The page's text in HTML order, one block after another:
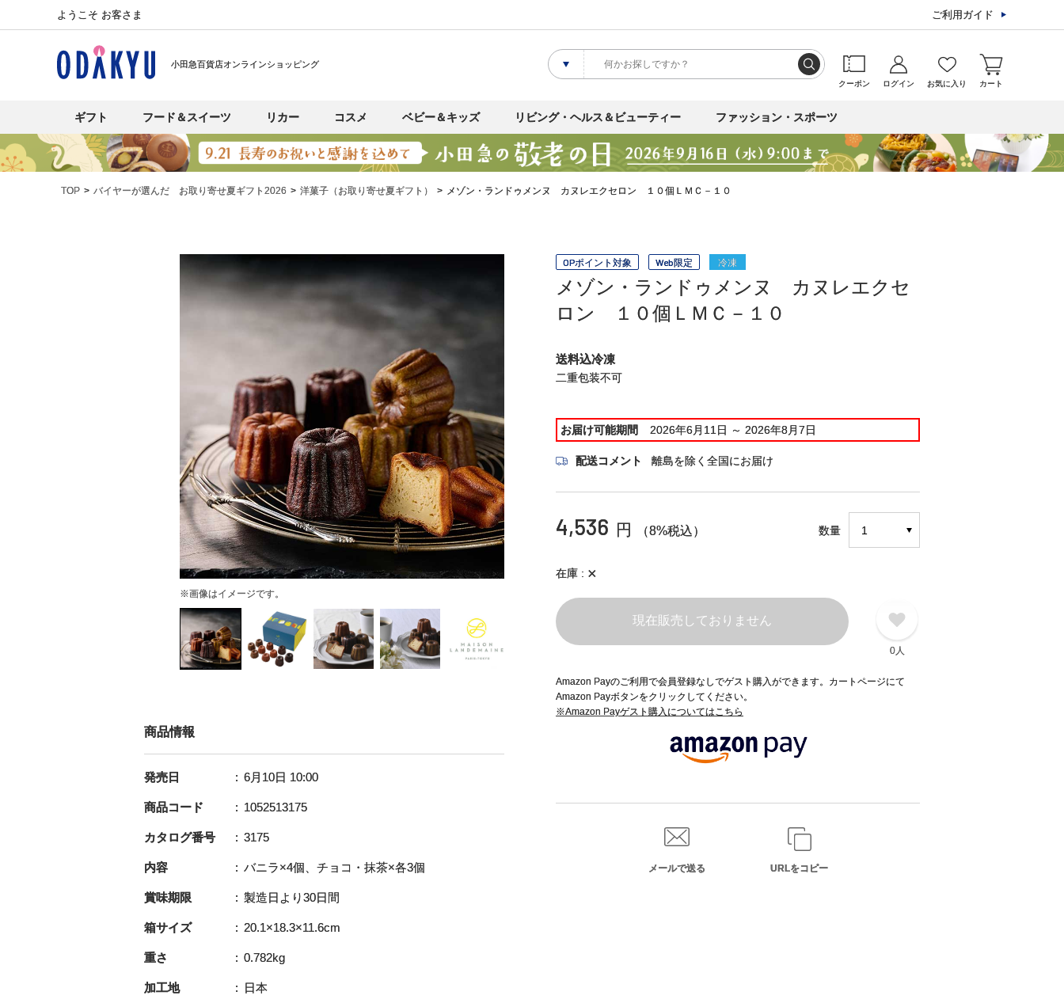
ようこそ お客さま ご利用ガイド
小田急百貨店オンラインショッピング
クーポン ログイン お気に入り カート
ギフト フード＆スイーツ リカー コスメ ベビー＆キッズ リビング・ヘルス＆ビューティー ファッション・スポーツ
TOP バイヤーが選んだ お取り寄せ夏ギフト2026 洋菓子（お取り寄せ夏ギフト） メゾン・ランドゥメンヌ カヌレエクセロン １０個ＬＭＣ－１０
※画像はイメージです。
OPポイント対象 Web限定 冷凍
メゾン・ランドゥメンヌ カヌレエクセ
ロン １０個ＬＭＣ－１０
送料込冷凍
二重包装不可
お届け可能期間 2026年6月11日 ～ 2026年8月7日
配送コメント 離島を除く全国にお届け
4,536 円 （8%税込） 数量
在庫 ×
現在販売しておりません
0人
Amazon Payのご利用で会員登録なしでゲスト購入ができます。カートページにて
Amazon Payボタンをクリックしてください。
※Amazon Payゲスト購入についてはこちら
メールで送る URLをコピー
商品情報
発売日 6月10日 10:00
商品コード 1052513175
カタログ番号 3175
内容 バニラ×4個、チョコ・抹茶×各3個
賞味期限 製造日より30日間
箱サイズ 20.1×18.3×11.6cm
重さ 0.782kg
加工地 日本